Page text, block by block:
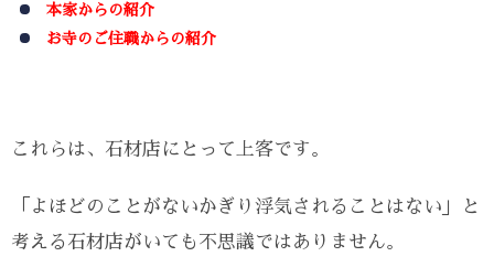
本家からの紹介
お寺のご住職からの紹介
これらは、石材店にとって上客です。
「よほどのことがないかぎり浮気されることはない」と
考える石材店がいても不思議ではありません。